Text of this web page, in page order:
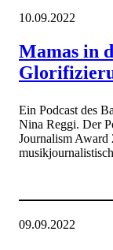
10.09.2022
Mamas in
Ein Podcast des
Nina Reggi. Der
Journalism Award
09.09.2022